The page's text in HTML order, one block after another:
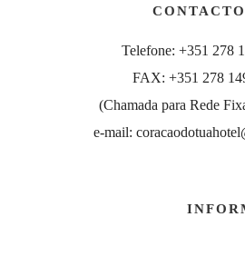
Telefone: +351 278
FAX: +351 278
(Chamada para Rede
e-mail: